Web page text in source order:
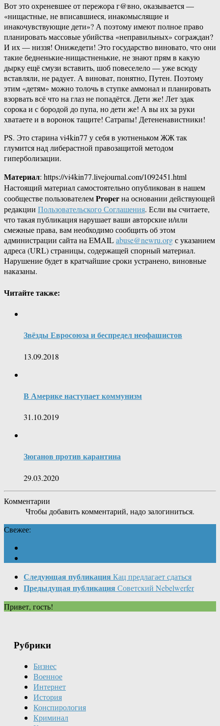
Вот это охреневшее от пережора г@вно, оказывается —
«нищастные, не вписавшиеся, инакомыслящие и
инакочувствующие дети»? А поэтому имеют полное право
планировать массовые убийства «неправильных» сограждан?
И их — низзя! Онижедети! Это государство виновато, что они
такие бедненькие-нищастненькие, не знают прям в какую
дырку ещё смузи вставить, шоб повеселело — уже всюду
вставляли, не радует. А виноват, понятно, Путен. Поэтому
этим «детям» можно толочь в ступке аммонал и планировать
взорвать всё что на глаз не попадётся. Дети же! Лет эдак
сорока и с бородой до пупа, но дети же! А вы их за руки
хватаете и в воронок тащите! Сатрапы! Детененавистники!
PS. Это старина vi4kin77 у себя в уютненьком ЖЖ так
глумится над либерастной правозащитой методом
гиперболизации.
Материал: https://vi4kin77.livejournal.com/1092451.html
Настоящий материал самостоятельно опубликован в нашем
сообществе пользователемProperна основании действующей
редакции Пользовательского Соглашения. Если вы считаете,
что такая публикация нарушает ваши авторские и/или
смежные права, вам необходимо сообщить об этом
администрации сайта на EMAILabuse@newru.orgс указанием
адреса (URL) страницы, содержащей спорный материал.
Нарушение будет в кратчайшие сроки устранено, виновные
наказаны.
Читайте также:
Звёзды Евросоюза и беспредел неофашистов
13.09.2018
В Америке наступает коммунизм
31.10.2019
Зюганов против карантина
29.03.2020
Комментарии
Чтобы добавить комментарий, надо залогиниться.
Свежее:
Следующая публикация Кац предлагает сдаться
Предыдущая публикация Советский Nebelwerfer
Привет, гость!
Рубрики
Бизнес
Военное
Интернет
История
Конспирология
Криминал